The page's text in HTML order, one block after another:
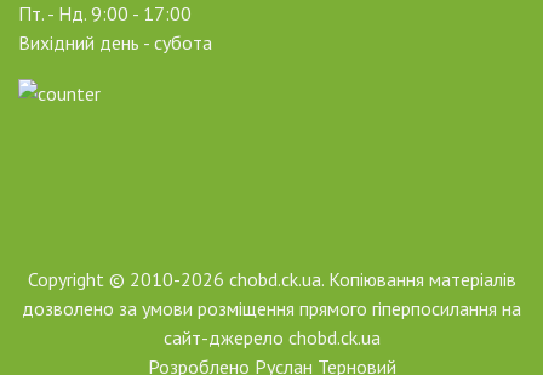
Пт. - Нд. 9:00 - 17:00
Вихідний день - субота
Copyright © 2010-2026 chobd.ck.ua. Копіювання матеріалів
дозволено за умови розміщення прямого гіперпосилання на
сайт-джерело chobd.ck.ua
Розроблено Руслан Терновий